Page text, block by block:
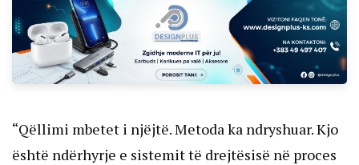
“Qëllimi mbetet i njëjtë. Metoda ka ndryshuar. Kjo
është ndërhyrje e sistemit të drejtësisë në proces